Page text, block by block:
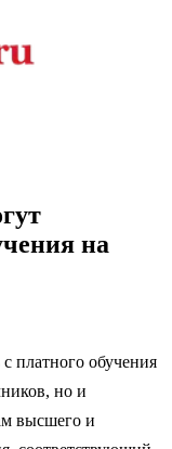
на
платного обучения
но и
высшего и